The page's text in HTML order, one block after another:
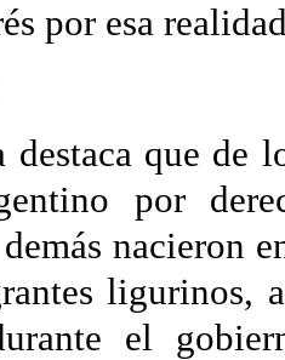
por esa
que de
por
nacieron
ligurinos,
el